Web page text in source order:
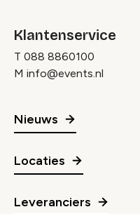
Klantenservice
T 088 8860100
M info@events.nl
Nieuws
Locaties
Leveranciers